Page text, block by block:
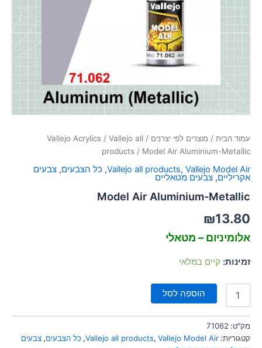
font_download סמן קישורים
האפשרויות
עמוד הבית / מוצרים לפי יצרנים /
Vallejo Acrylics / Vallejo all
products / Model Air Aluminium-Metallic
Vallejo all products, Vallejo Model Air
, כל הצבעים, צבעים
אקריליים, צבעים מטאליים
Model Air Aluminium-Metallic
₪13.80
אלומיניום – מטאלי
זמינות: קיים במלאי
הוספה לסל
מק"ט: 71062
קטגוריות:
Vallejo all products, Vallejo Model Air
, כל הצבעים, צבעים